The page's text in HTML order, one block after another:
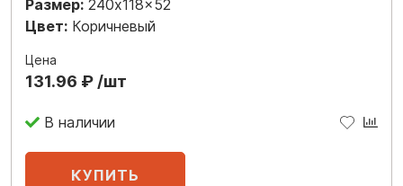
Размер: 240x118x52
Цвет: Коричневый
Цена
131.96 ₽ /шт
В наличии